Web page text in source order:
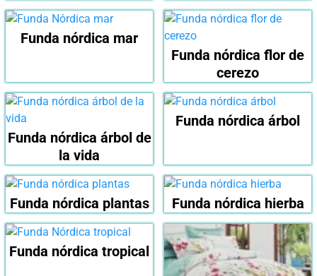
Funda nórdica mar
Funda nórdica flor de
cerezo
Funda nórdica árbol de
la vida
Funda nórdica árbol
Funda nórdica plantas Funda nórdica hierba
Funda nórdica tropical